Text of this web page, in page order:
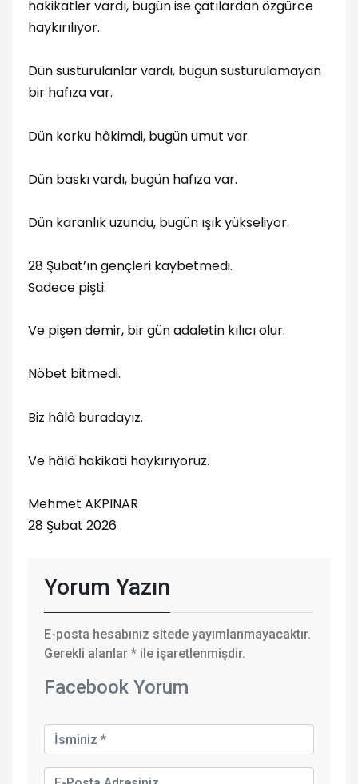
hakikatler vardı, bugün ise çatılardan özgürce
haykırılıyor.
Dün susturulanlar vardı, bugün susturulamayan
bir hafıza var.
Dün korku hâkimdi, bugün umut var.
Dün baskı vardı, bugün hafıza var.
Dün karanlık uzundu, bugün ışık yükseliyor.
28 Şubat’ın gençleri kaybetmedi.
Sadece pişti.
Ve pişen demir, bir gün adaletin kılıcı olur.
Nöbet bitmedi.
Biz hâlâ buradayız.
Ve hâlâ hakikati haykırıyoruz.
Mehmet AKPINAR
28 Şubat 2026
Yorum Yazın
E-posta hesabınız sitede yayımlanmayacaktır.
Gerekli alanlar * ile işaretlenmişdir.
Facebook Yorum